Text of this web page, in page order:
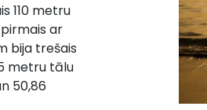
110 metru
ar
bija trešais
metru tālu
50,86